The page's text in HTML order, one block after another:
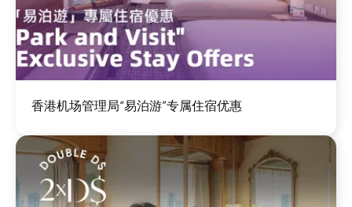
香港机场管理局“易泊游”专属住宿优惠